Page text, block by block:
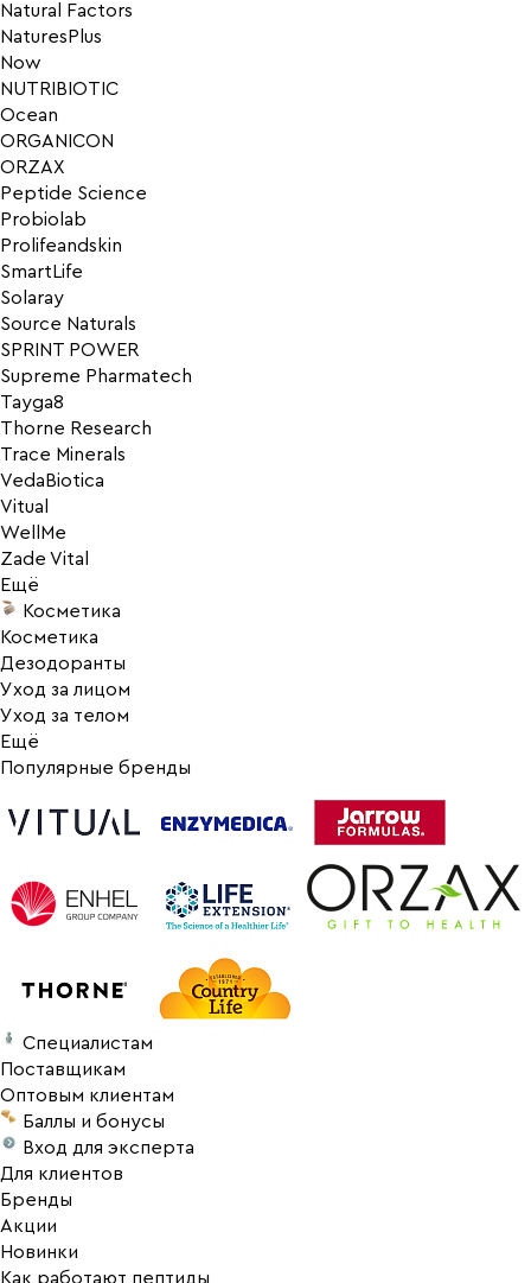
Natural Factors
NaturesPlus
Now
NUTRIBIOTIC
Ocean
ORGANICON
ORZAX
Peptide Science
Probiolab
Prolifeandskin
SmartLife
Solaray
Source Naturals
SPRINT POWER
Supreme Pharmatech
Tayga8
Thorne Research
Trace Minerals
VedaBiotica
Vitual
WellMe
Zade Vital
Ещё
Косметика
Косметика
Дезодоранты
Уход за лицом
Уход за телом
Ещё
Популярные бренды
Специалистам
Поставщикам
Оптовым клиентам
Баллы и бонусы
Вход для эксперта
Для клиентов
Бренды
Акции
Новинки
Как работают пептиды